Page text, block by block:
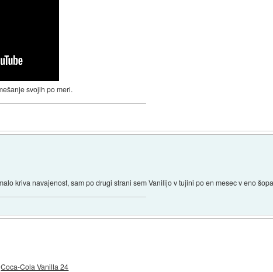
svojih po meri.
kriva navajenost, sam po drugi strani sem Vanilijo v tujini po en mesec v eno
Coca-Cola Vanilla 24